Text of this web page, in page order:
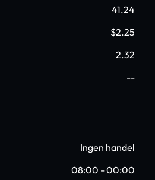
41.24
$2.25
2.32
--
Ingen handel
08:00 - 00:00